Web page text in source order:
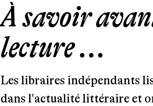
À savoir
lecture ...
Les libraires indépendants
dans l'actualité littéraire et